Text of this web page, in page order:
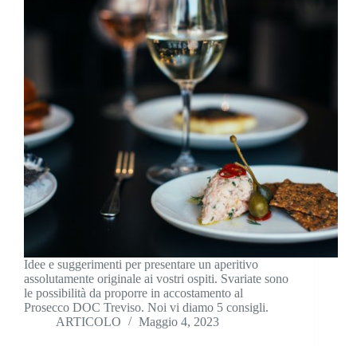
Idee e suggerimenti per presentare un aperitivo
assolutamente originale ai vostri ospiti. Svariate sono
le possibilità da proporre in accostamento al
Prosecco DOC Treviso. Noi vi diamo 5 consigli.
ARTICOLO
Maggio 4, 2023